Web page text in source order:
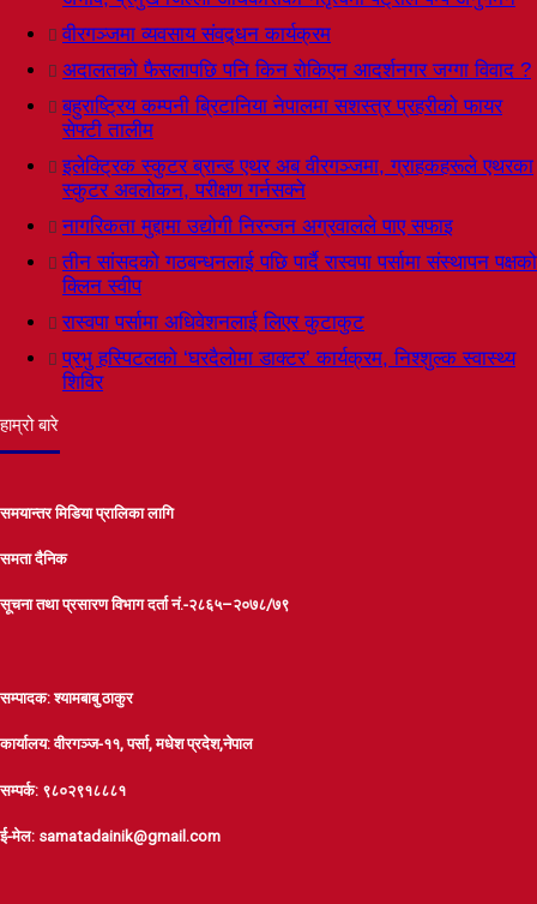
वीरगञ्जमा व्यवसाय संवद्र्धन कार्यक्रम
अदालतको फैसलापछि पनि किन रोकिएन आदर्शनगर जग्गा विवाद ?
बहुराष्ट्रिय कम्पनी ब्रिटानिया नेपालमा सशस्त्र प्रहरीको फायर
सेफ्टी तालीम
इलेक्ट्रिक स्कुटर ब्रान्ड एथर अब वीरगञ्जमा, ग्राहकहरूले एथरका
स्कुटर अवलोकन, परीक्षण गर्नसक्ने
नागरिकता मुद्दामा उद्योगी निरन्जन अग्रवालले पाए सफाइ
तीन सांसदको गठबन्धनलाई पछि पार्दै रास्वपा पर्सामा संस्थापन पक्षको
क्लिन स्वीप
रास्वपा पर्सामा अधिवेशनलाई लिएर कुटाकुट
प्रभु हस्पिटलको ‘घरदैलोमा डाक्टर’ कार्यक्रम, निश्शुल्क स्वास्थ्य
शिविर
हाम्रो बारे
समयान्तर मिडिया प्रालिका लागि
समता दैनिक
सूचना तथा प्रसारण विभाग दर्ता नं.-२८६५–२०७८/७९
सम्पादक: श्यामबाबु ठाकुर
कार्यालय: वीरगञ्ज-११, पर्सा, मधेश प्रदेश,नेपाल
सम्पर्क: ९८०२९१८८८१
ई-मेल: samatadainik@gmail.com